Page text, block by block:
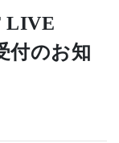
LIVE
付のお知